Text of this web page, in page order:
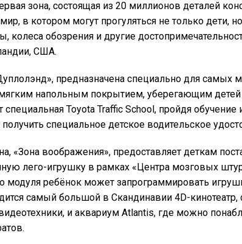
зона, состоящая из 20 миллионов деталей
в котором могут прогуляться не только дети,
колеса обозрения и другие
США.
предназначена специально для самых
напольным покрытием, уберегающим детей
специальная Toyota Traffic School, пройдя
специальное детское водительское
«Зона воображения», предоставляет деткам
лего-игрушку в рамках «Центра мозговых
модуля ребёнок может запрограммировать
самый большой в Скандинавии 4D-
и аквариум Atlantis, где можно